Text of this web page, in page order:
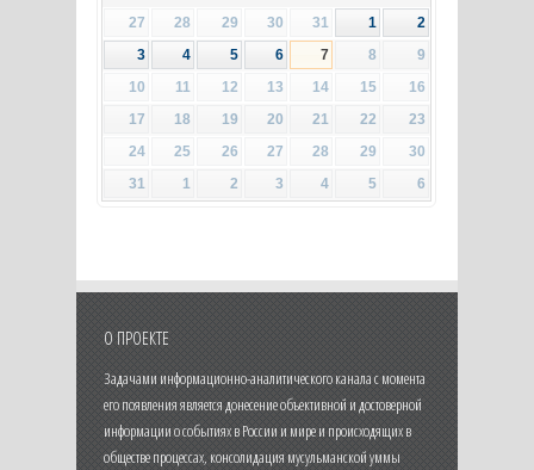
27 28 29 30 31 1
2
3
4 5 6 7 8
9
10
11 12 13 14 15
16
17
18 19 20 21 22
23
24
25 26 27 28 29
30
31
1 2 3 4 5 6
О ПРОЕКТЕ
Задачами информационно-аналитического канала с момента
его появления является донесение объективной и достоверной
информации о событиях в России и мире и происходящих в
обществе процессах, консолидация мусульманской уммы